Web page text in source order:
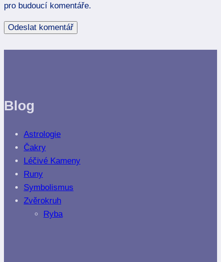
pro budoucí komentáře.
Blog
Astrologie
Čakry
Léčivé Kameny
Runy
Symbolismus
Zvěrokruh
Ryba